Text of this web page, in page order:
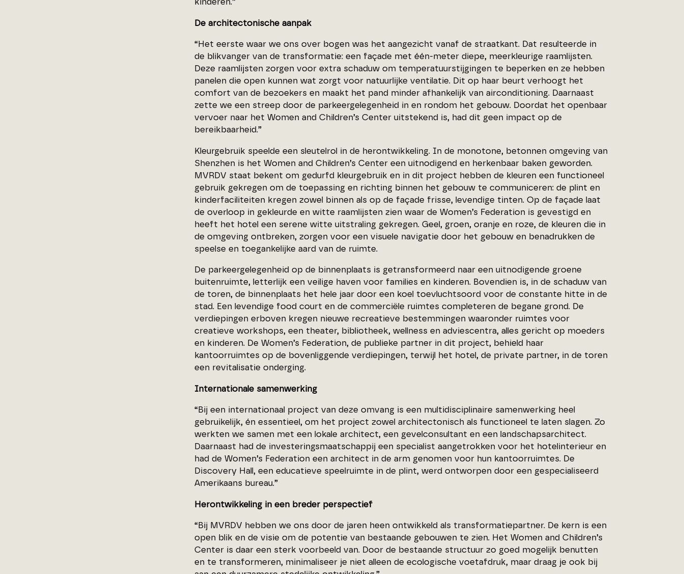
kinderen.”
De architectonische aanpak
“Het eerste waar we ons over bogen was het aangezicht vanaf de straatkant. Dat resulteerde in
de blikvanger van de transformatie: een façade met één-meter diepe, meerkleurige raamlijsten.
Deze raamlijsten zorgen voor extra schaduw om temperatuurstijgingen te beperken en ze hebben
panelen die open kunnen wat zorgt voor natuurlijke ventilatie. Dit op haar beurt verhoogt het
comfort van de bezoekers en maakt het pand minder afhankelijk van airconditioning. Daarnaast
zette we een streep door de parkeergelegenheid in en rondom het gebouw. Doordat het openbaar
vervoer naar het Women and Children’s Center uitstekend is, had dit geen impact op de
bereikbaarheid.”
Kleurgebruik speelde een sleutelrol in de herontwikkeling. In de monotone, betonnen omgeving van
Shenzhen is het Women and Children’s Center een uitnodigend en herkenbaar baken geworden.
MVRDV staat bekent om gedurfd kleurgebruik en in dit project hebben de kleuren een functioneel
gebruik gekregen om de toepassing en richting binnen het gebouw te communiceren: de plint en
kinderfaciliteiten kregen zowel binnen als op de façade frisse, levendige tinten. Op de façade laat
de overloop in gekleurde en witte raamlijsten zien waar de Women’s Federation is gevestigd en
heeft het hotel een serene witte uitstraling gekregen. Geel, groen, oranje en roze, de kleuren die in
de omgeving ontbreken, zorgen voor een visuele navigatie door het gebouw en benadrukken de
speelse en toegankelijke aard van de ruimte.
De parkeergelegenheid op de binnenplaats is getransformeerd naar een uitnodigende groene
buitenruimte, letterlijk een veilige haven voor families en kinderen. Bovendien is, in de schaduw van
de toren, de binnenplaats het hele jaar door een koel toevluchtsoord voor de constante hitte in de
stad. Een levendige food court en de commerciële ruimtes completeren de begane grond. De
verdiepingen erboven kregen nieuwe recreatieve bestemmingen waaronder ruimtes voor
creatieve workshops, een theater, bibliotheek, wellness en adviescentra, alles gericht op moeders
en kinderen. De Women’s Federation, de publieke partner in dit project, behield haar
kantoorruimtes op de bovenliggende verdiepingen, terwijl het hotel, de private partner, in de toren
een revitalisatie onderging.
Internationale samenwerking
“Bij een internationaal project van deze omvang is een multidisciplinaire samenwerking heel
gebruikelijk, én essentieel, om het project zowel architectonisch als functioneel te laten slagen. Zo
werkten we samen met een lokale architect, een gevelconsultant en een landschapsarchitect.
Daarnaast had de investeringsmaatschappij een specialist aangetrokken voor het hotelinterieur en
had de Women’s Federation een architect in de arm genomen voor hun kantoorruimtes. De
Discovery Hall, een educatieve speelruimte in de plint, werd ontworpen door een gespecialiseerd
Amerikaans bureau.”
Herontwikkeling in een breder perspectief
“Bij MVRDV hebben we ons door de jaren heen ontwikkeld als transformatiepartner. De kern is een
open blik en de visie om de potentie van bestaande gebouwen te zien. Het Women and Children’s
Center is daar een sterk voorbeeld van. Door de bestaande structuur zo goed mogelijk benutten
en te transformeren, minimaliseer je niet alleen de ecologische voetafdruk, maar draag je ook bij